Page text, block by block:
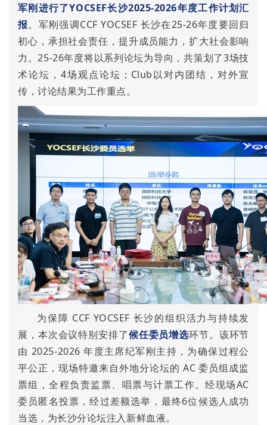
军刚进行了YOCSEF长沙2025-2026年度工作计划汇
报。军刚强调CCF YOCSEF 长沙在25-26年度要回归
初心，承担社会责任，提升成员能力，扩大社会影响
力。25-26年度将以系列论坛为导向，共策划了3场技
术论坛，4场观点论坛；Club以对内团结，对外宣
传，讨论结果为工作重点。
为保障 CCF YOCSEF 长沙的组织活力与持续发
展，本次会议特别安排了候任委员增选环节。该环节
由 2025-2026 年度主席纪军刚主持，为确保过程公
平公正，现场特邀来自外地分论坛的 AC 委员组成监
票组，全程负责监票、唱票与计票工作。经现场AC
委员匿名投票，经过差额选举，最终6位候选人成功
当选，为长沙分论坛注入新鲜血液。